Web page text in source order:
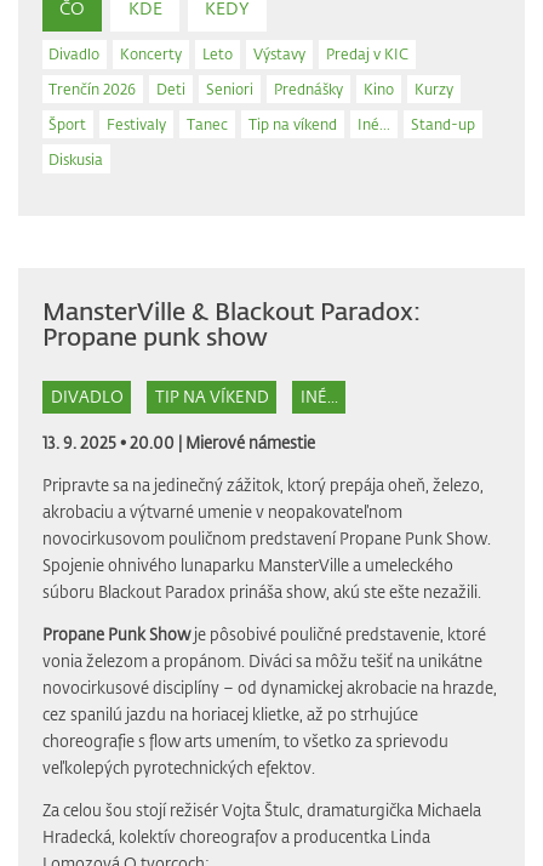
ČO KDE KEDY
Divadlo Koncerty Leto Výstavy
Predaj v KIC
Trenčín 2026
Deti Seniori Prednášky Kino
Kurzy
Šport
Festivaly Tanec Tip na víkend Iné...
Stand-up
Diskusia
MansterVille & Blackout Paradox:
Propane punk show
DIVADLO TIP NA VÍKEND INÉ...
13. 9. 2025 • 20.00 | Mierové námestie
Pripravte sa na jedinečný zážitok, ktorý prepája oheň, železo,
akrobaciu a výtvarné umenie v neopakovateľnom
novocirkusovom pouličnom predstavení Propane Punk Show.
Spojenie ohnivého lunaparku MansterVille a umeleckého
súboru Blackout Paradox prináša show, akú ste ešte nezažili.
Propane Punk Showje pôsobivé pouličné predstavenie, ktoré
vonia železom a propánom. Diváci sa môžu tešiť na unikátne
novocirkusové disciplíny – od dynamickej akrobacie na hrazde,
cez spanilú jazdu na horiacej klietke, až po strhujúce
choreografie s flow arts umením, to všetko za sprievodu
veľkolepých pyrotechnických efektov.
Za celou šou stojí režisér Vojta Štulc, dramaturgička Michaela
Hradecká, kolektív choreografov a producentka Linda